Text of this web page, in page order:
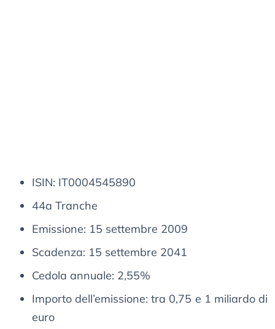
ISIN: IT0004545890
44a Tranche
Emissione: 15 settembre 2009
Scadenza: 15 settembre 2041
Cedola annuale: 2,55%
Importo dell’emissione: tra 0,75 e 1 miliardo di
euro